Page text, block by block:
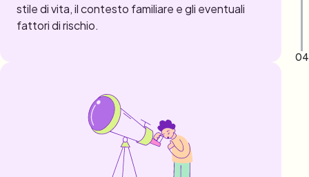
stile di vita, il contesto familiare e gli eventuali
fattori di rischio.
04